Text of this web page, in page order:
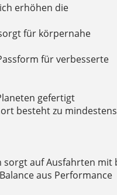
erhöhen die
für körpernahe
für verbesserte
gefertigt
besteht zu mindestens
sorgt auf Ausfahrten mit
aus Performance